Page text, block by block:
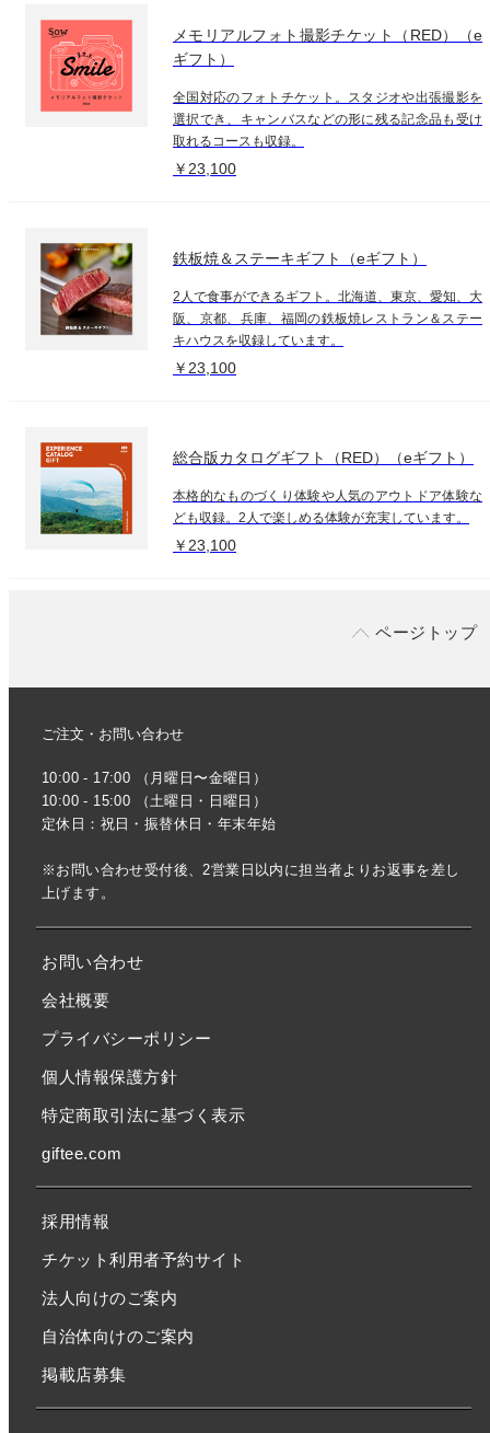
メモリアルフォト撮影チケット（RED）（e
ギフト）
全国対応のフォトチケット。スタジオや出張撮影を
選択でき、キャンバスなどの形に残る記念品も受け
取れるコースも収録。
￥23,100
鉄板焼＆ステーキギフト（eギフト）
2人で食事ができるギフト。北海道、東京、愛知、大
阪、京都、兵庫、福岡の鉄板焼レストラン＆ステー
キハウスを収録しています。
￥23,100
総合版カタログギフト（RED）（eギフト）
本格的なものづくり体験や人気のアウトドア体験な
ども収録。2人で楽しめる体験が充実しています。
￥23,100
ページトップ
ご注文・お問い合わせ
10:00 - 17:00 （月曜日〜金曜日）
10:00 - 15:00 （土曜日・日曜日）
定休日：祝日・振替休日・年末年始
※お問い合わせ受付後、2営業日以内に担当者よりお返事を差し
上げます。
お問い合わせ
会社概要
プライバシーポリシー
個人情報保護方針
特定商取引法に基づく表示
giftee.com
採用情報
チケット利用者予約サイト
法人向けのご案内
自治体向けのご案内
掲載店募集